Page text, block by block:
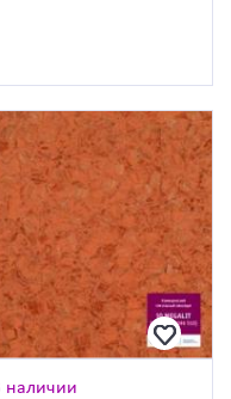
наличии